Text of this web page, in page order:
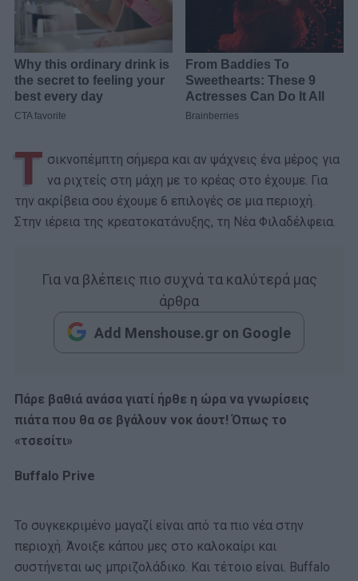
Τ σικνοπέμπτη σήμερα και αν ψάχνεις ένα μέρος για
να ριχτείς στη μάχη με το κρέας στο έχουμε. Για
την ακρίβεια σου έχουμε 6 επιλογές σε μια περιοχή.
Στην ιέρεια της κρεατοκατάνυξης, τη Νέα Φιλαδέλφεια.
Για να βλέπεις πιο συχνά τα καλύτερά μας
άρθρα
Add Menshouse.gr on Google
Πάρε βαθιά ανάσα γιατί ήρθε η ώρα να γνωρίσεις
πιάτα που θα σε βγάλουν νοκ άουτ! Όπως το
«τσεσίτι»
Buffalo Prive
Το συγκεκριμένο μαγαζί είναι από τα πιο νέα στην
περιοχή. Άνοιξε κάπου μες στο καλοκαίρι και
συστήνεται ως μπριζολάδικο. Και τέτοιο είναι. Buffalo